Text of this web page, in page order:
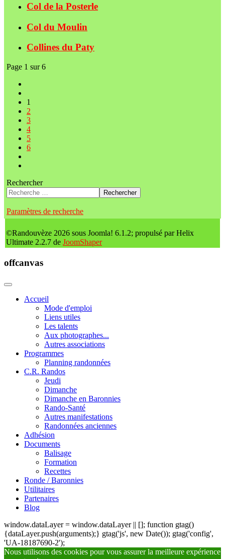
Col de la Posterle
Col du Moulin
Collines du Paty
Page 1 sur 6
1
2
3
4
5
6
Rechercher
Rechercher
Paramètres de recherche
©Randouvèze 2026 sous Joomla! 6.1.2; propulsé par Helix
Ultimate 2.2.7 de JoomShaper
offcanvas
Accueil
Mode d'emploi
Liens utiles
Les talents
Aux photographes...
Autres associations
Programmes
Planning randonnées
C.R. Randos
Jeudi
Dimanche
Dimanche en Baronnies
Rando-Santé
Autres manifestations
Randonnées anciennes
Adhésion
Documents
Balisage
Formation
Recettes
Ronde / Baronnies
Utilitaires
Partenaires
Blog
window.dataLayer = window.dataLayer || []; function gtag()
{dataLayer.push(arguments);} gtag('js', new Date()); gtag('config',
'UA-18187690-2');
Nous utilisons des cookies pour vous assurer la meilleure expérience